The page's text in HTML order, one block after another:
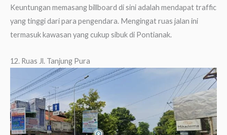
Keuntungan memasang billboard di sini adalah mendapat traffic
yang tinggi dari para pengendara. Mengingat ruas jalan ini
termasuk kawasan yang cukup sibuk di Pontianak.
12. Ruas Jl. Tanjung Pura